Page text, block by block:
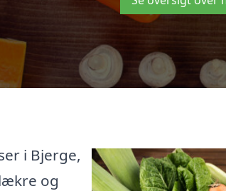
i Bjerge,
og